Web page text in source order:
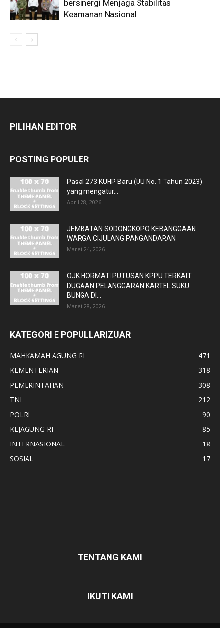
bersinergi Menjaga Stabilitas
Keamanan Nasional
PILIHAN EDITOR
POSTING POPULER
Pasal 273 KUHP Baru (UU No. 1 Tahun 2023)
yang mengatur...
April 28, 2026
JEMBATAN SODONGKOPO KEBANGGAAN
WARGA CIJULANG PANGANDARAN
Maret 24, 2026
OJK HORMATI PUTUSAN KPPU TERKAIT
DUGAAN PELANGGARAN KARTEL SUKU
BUNGA DI...
Maret 28, 2026
KATEGORI E POPULLARIZUAR
MAHKAMAH AGUNG RI
471
KEMENTERIAN
318
PEMERINTAHAN
308
TNI
212
POLRI
90
KEJAGUNG RI
85
INTERNASIONAL
18
SOSIAL
17
TENTANG KAMI
IKUTI KAMI